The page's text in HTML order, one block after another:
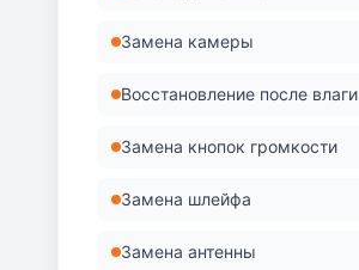
Замена камеры
Восстановление после влаги
Замена кнопок громкости
Замена шлейфа
Замена антенны